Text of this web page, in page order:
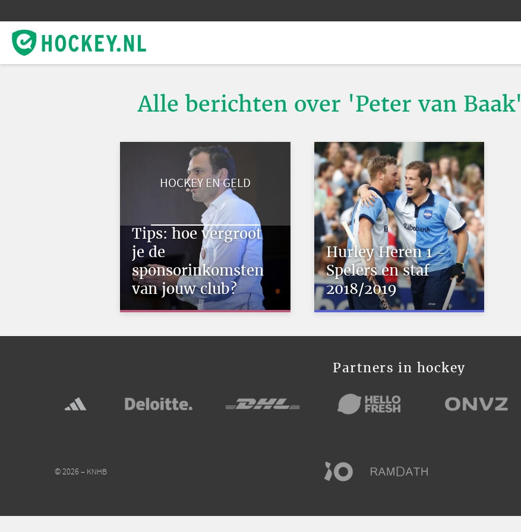
Alle berichten over 'Peter van Baak'
HOCKEY EN GELD
Tips: hoe vergroot
je de
sponsorinkomsten
van jouw club?
Hurley Heren 1 -
Spelers en staf
2018/2019
Partners in hockey
© 2026 – KNHB